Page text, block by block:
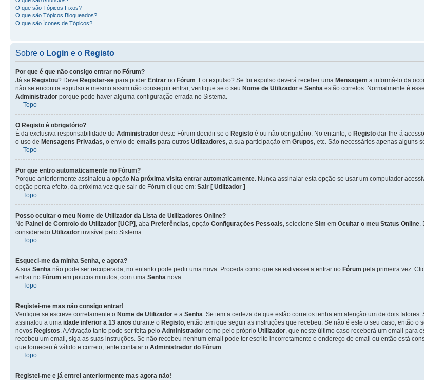
O que são Tópicos Fixos?
O que são Tópicos Bloqueados?
O que são Ícones de Tópicos?
Sobre o Login e o Registo
Por que é que não consigo entrar no Fórum?
Já se Registou? Deve Registar-se para poder Entrar no Fórum. Foi expulso? Se foi expulso deverá receber uma Mensagem a informá-lo da
não se encontra expulso e mesmo assim não conseguir entrar, verifique se o seu Nome de Utilizador e Senha estão corretos. Normalmente é
Administrador porque pode haver alguma configuração errada no Sistema.
Topo
O Registo é obrigatório?
É da exclusiva responsabilidade do Administrador deste Fórum decidir se o Registo é ou não obrigatório. No entanto, o Registo dar-lhe-á
o uso de Mensagens Privadas, o envio de emails para outros Utilizadores, a sua participação em Grupos, etc. São necessários apenas alguns
Topo
Por que entro automaticamente no Fórum?
Porque anteriormente assinalou a opção Na próxima visita entrar automaticamente. Nunca assinalar esta opção se usar um computador
opção perca efeito, da próxima vez que sair do Fórum clique em: Sair [ Utilizador ]
Topo
Posso ocultar o meu Nome de Utilizador da Lista de Utilizadores Online?
No Painel de Controlo do Utilizador [UCP] , aba Preferências, opção Configurações Pessoais, selecione Sim em Ocultar o meu Status Online.
considerado Utilizador invisível pelo Sistema.
Topo
Esqueci-me da minha Senha, e agora?
A sua Senha não pode ser recuperada, no entanto pode pedir uma nova. Proceda como que se estivesse a entrar no Fórum pela primeira vez.
entrar no Fórum em poucos minutos, com uma Senha nova.
Topo
Registei-me mas não consigo entrar!
Verifique se escreve corretamente o Nome de Utilizador e a Senha. Se tem a certeza de que estão corretos tenha em atenção um de dois fatores.
assinalou a uma idade inferior a 13 anos durante o Registo, então tem que seguir as instruções que recebeu. Se não é este o seu caso, então o
novos Registos. A Ativação tanto pode ser feita pelo Administrador como pelo próprio Utilizador, que neste último caso receberá um email para
recebeu um email, siga as suas instruções. Se não recebeu nenhum email pode ter escrito incorretamente o endereço de email ou então está
que forneceu é válido e correto, tente contatar o Administrador do Fórum.
Topo
Registei-me e já entrei anteriormente mas agora não!